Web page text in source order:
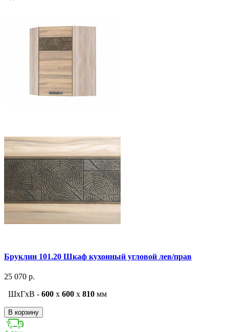
Бруклин 101.20 Шкаф кухонный угловой лев/прав
25 070 р.
ШxГxВ - 600 x 600 x 810 мм
В корзину